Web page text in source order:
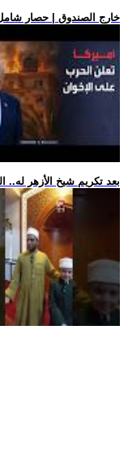
.. خارج الصندوق | حصار
.. بعد تكريم شيخ الأزهر